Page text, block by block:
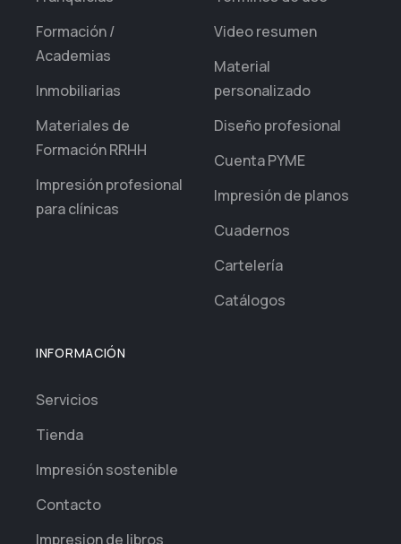
Formación /
Academias
Inmobiliarias
Materiales de
Formación RRHH
Impresión profesional
para clínicas
Video resumen
Material
personalizado
Diseño profesional
Cuenta PYME
Impresión de planos
Cuadernos
Cartelería
Catálogos
INFORMACIÓN
Servicios
Tienda
Impresión sostenible
Contacto
Impresion de libros